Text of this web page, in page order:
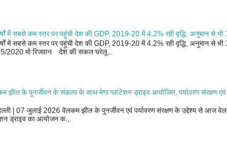
में सबसे कम स्तर पर पहुंची देश की GDP, 2019-20 में 4.2% रही वृद्धि, अनुमान से
में सबसे कम स्तर पर पहुंची देश की GDP, 2019-20 में 4.2% रही वृद्धि, अनुमान से
2020 मो रिजवान देश की सकल घरेलू...
झील के पुनर्जीवन के संकल्प के साथ मेगा प्लांटेशन ड्राइव आयोजित, पर्यावरण संरक्षण एवं
| 07 जुलाई 2026 वेलकम झील के पुनर्जीवन एवं पर्यावरण संरक्षण के उद्देश्य से आज
ड्राइव का आयोजन क...